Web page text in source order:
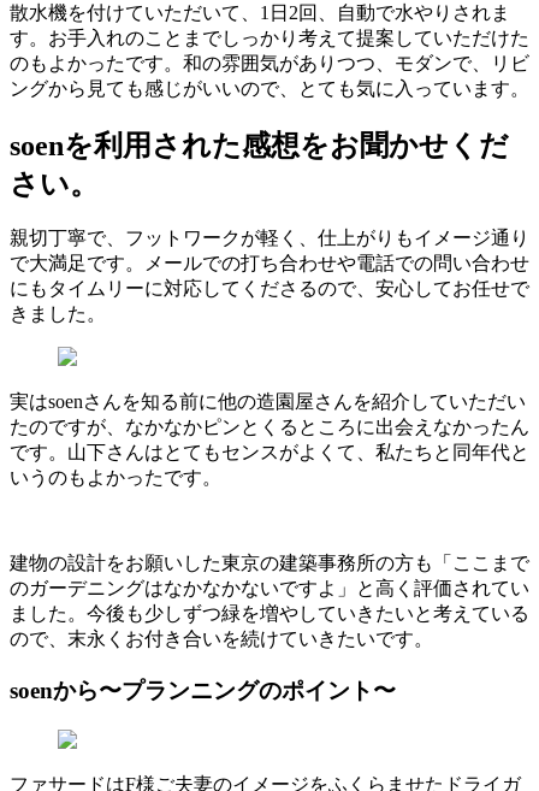
散水機を付けていただいて、 1 日 2回、自動で水やりされま
す。お手入れのことまでしっかり考えて提案していただけた
のもよかったです。 和の雰囲気がありつつ、モダンで、リビ
ングから見ても感じがいいので、とても気に入っています。
soenを利用された感想をお聞かせくだ
さい。
親切丁寧で、フットワークが軽く、仕上がりもイメージ通り
で大満足です。メールでの打ち合わせや電話での問い合わせ
にもタイムリーに対応してくださるので、安心してお任せで
きました。
実はsoenさんを知る前に他の造園屋さんを紹介していただい
たのですが、なかなかピンとくるところに出会えなかったん
です。山下さんはとてもセンスがよくて、私たちと同年代と
いうのもよかったです。
建物の設計をお願いした東京の建築事務所の方も「ここまで
のガーデニングはなかなかないですよ」と高く評価されてい
ました。今後も少しずつ緑を増やしていきたいと考えている
ので、末永くお付き合いを続けていきたいです。
soenから〜プランニングのポイント〜
ファサードはF様ご夫妻のイメージをふくらませたドライガ